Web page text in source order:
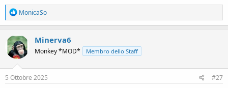
R
e
a
c
t
i
o
n
s
MonicaSo
Minerva6
Monkey *MOD* Membro dello Staff
5 Ottobre 2025 #27